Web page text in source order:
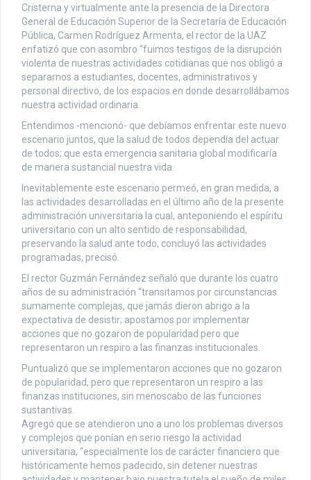
Cristerna y virtualmente ante la presencia de la Directora
General de Educación Superior de la Secretaría de Educación
Pública, Carmen Rodríguez Armenta, el rector de la UAZ
enfatizó que con asombro “fuimos testigos de la disrupción
violenta de nuestras actividades cotidianas que nos obligó a
separarnos a estudiantes, docentes, administrativos y
personal directivo, de los espacios en donde desarrollábamos
nuestra actividad ordinaria.
Entendimos -mencionó- que debíamos enfrentar este nuevo
escenario juntos, que la salud de todos dependía del actuar
de todos; que esta emergencia sanitaria global modificaría
de manera sustancial nuestra vida.
Inevitablemente este escenario permeó, en gran medida, a
las actividades desarrolladas en el último año de la presente
administración universitaria la cual, anteponiendo el espíritu
universitario con un alto sentido de responsabilidad,
preservando la salud ante todo, concluyó las actividades
programadas, precisó.
El rector Guzmán Fernández señaló que durante los cuatro
años de su administración “transitamos por circunstancias
sumamente complejas, que jamás dieron abrigo a la
expectativa de desistir; apostamos por implementar
acciones que no gozaron de popularidad pero que
representaron un respiro a las finanzas institucionales.
Puntualizó que se implementaron acciones que no gozaron
de popularidad, pero que representaron un respiro a las
finanzas instituciones, sin menoscabo de las funciones
sustantivas.
Agregó que se atendieron uno a uno los problemas diversos
y complejos que ponían en serio riesgo la actividad
universitaria, “especialmente los de carácter financiero que
históricamente hemos padecido, sin detener nuestras